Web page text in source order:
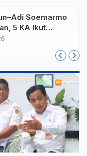
Soemarmo
5 KA Ikut